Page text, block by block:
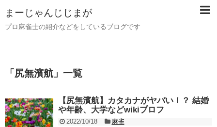
まーじゃんじじまが
プロ麻雀士の紹介などをしているブログです
「 尻無濱航」 一覧
【尻無濱航】カタカナがヤバい！？ 結婚
や年齢、大学などwikiプロフ
2022/10/18
麻雀